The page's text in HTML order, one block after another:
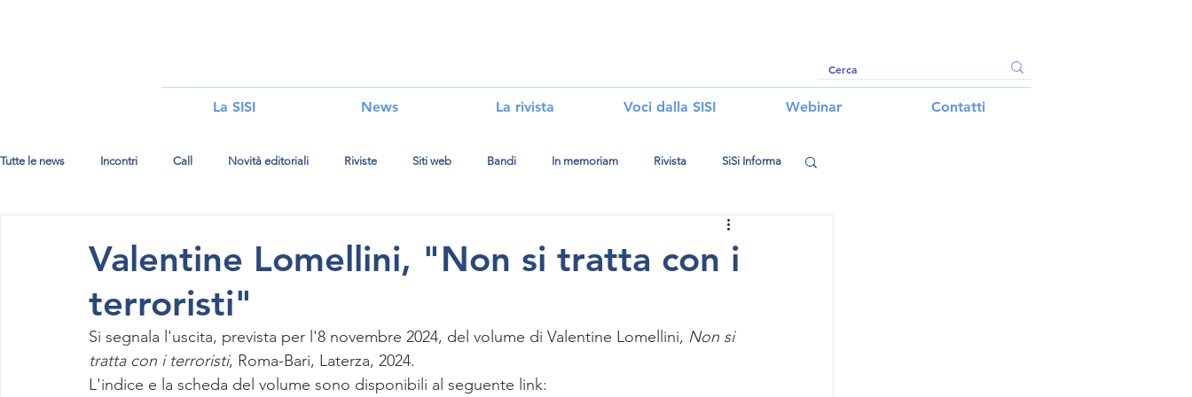
i i
La SISI News La rivista Voci dalla SISI Webinar Contatti
Tutte le news Incontri Call Novità editoriali Riviste Siti web Bandi In memoriam Rivista SiSi Informa
Valentine Lomellini, "Non si tratta con i
terroristi"
Si segnala l'uscita, prevista per l'8 novembre 2024, del volume di Valentine Lomellini, Non si
tratta con i terroristi, Roma-Bari, Laterza, 2024.
L'indice e la scheda del volume sono disponibili al seguente link: